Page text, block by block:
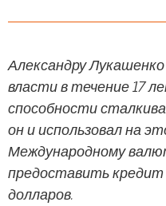
Александру
власти в течение 17
способности
он и использовал на
Международному
предоставить кредит
долларов.